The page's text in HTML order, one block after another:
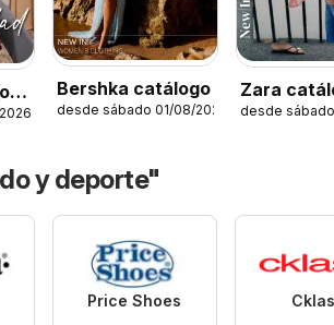
Bershka catálogo
desde sábado 01/08/2026
Zara
Verano
desde sábado
y deporte"
Price Shoes